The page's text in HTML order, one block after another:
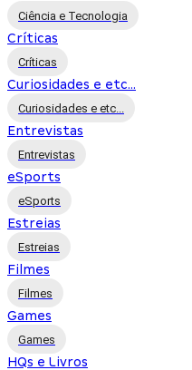
Ciência e Tecnologia
Críticas
Críticas
Curiosidades e etc...
Curiosidades e etc...
Entrevistas
Entrevistas
eSports
eSports
Estreias
Estreias
Filmes
Filmes
Games
Games
HQs e Livros